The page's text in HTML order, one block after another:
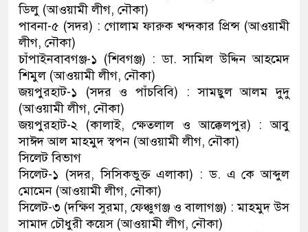
ডিলু (আওয়ামী লীগ, নৌকা)
পাবনা-৫ (সদর) : গোলাম ফারুক খন্দকার প্রিন্স (আওয়ামী
লীগ, নৌকা)
চাঁপাইনবাবগঞ্জ-১ (শিবগঞ্জ) : ডা. সামিল উদ্দিন আহমেদ
শিমুল (আওয়ামী লীগ, নৌকা)
জয়পুরহাট-১ (সদর ও পাঁচবিবি) : সামছুল আলম দুদু
(আওয়ামী লীগ, নৌকা)
জয়পুরহাট-২ (কালাই, ক্ষেতলাল ও আক্কেলপুর) : আবু
সাঈদ আল মাহমুদ স্বপন (আওয়ামী লীগ, নৌকা)
সিলেট বিভাগ
সিলেট-১ (সদর, সিসিকভুক্ত এলাকা) : ড. এ কে আব্দুল
মোমেন (আওয়ামী লীগ, নৌকা)
সিলেট-৩ (দক্ষিণ সুরমা, ফেঞ্চুগঞ্জ ও বালাগঞ্জ) : মাহমুদ উস
সামাদ চৌধুরী কয়েস (আওয়ামী লীগ, নৌকা)